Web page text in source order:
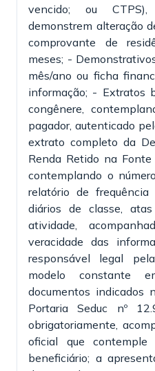
vencido; ou
demonstrem alteração
comprovante de
meses; -
mês/ano ou ficha
informação; - Extratos
congênere,
pagador, autenticado
extrato completo da
Renda Retido na
contemplando o
relatório de frequência
diários de classe,
atividade,
veracidade das
responsável legal
modelo constante
documentos
Portaria Seduc nº
obrigatoriamente,
oficial que
beneficiário; a